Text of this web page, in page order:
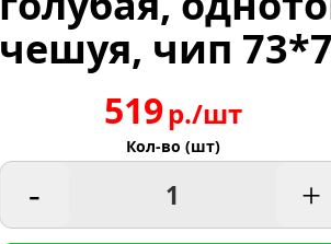
чешуя, чип
519р./шт
Кол-во (шт)
- +